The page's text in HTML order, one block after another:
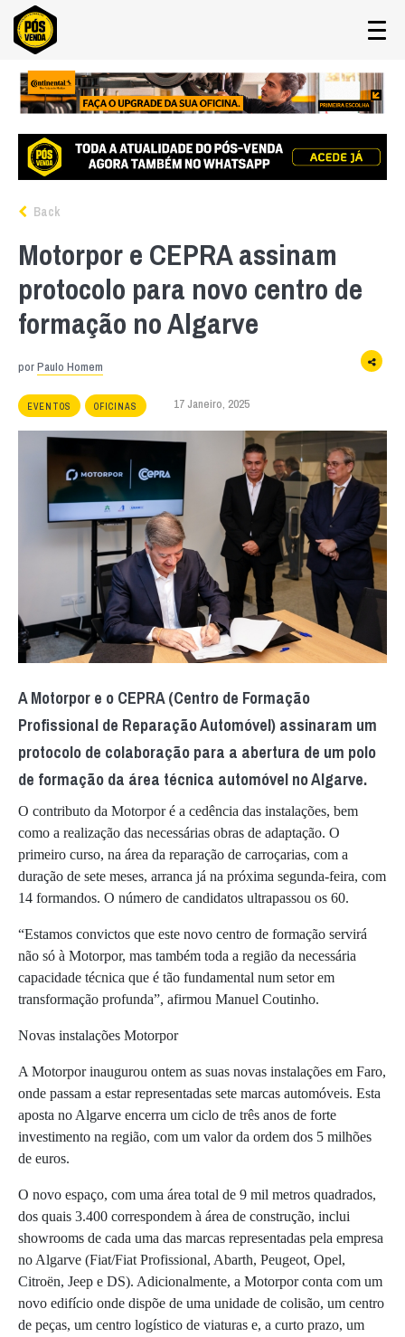
Back
Motorpor e CEPRA assinam
protocolo para novo centro de
formação no Algarve
porPaulo Homem
EVENTOS OFICINAS 17 Janeiro, 2025
A Motorpor e o CEPRA (Centro de Formação
Profissional de Reparação Automóvel) assinaram um
protocolo de colaboração para a abertura de um polo
de formação da área técnica automóvel no Algarve.
O contributo da Motorpor é a cedência das instalações, bem
como a realização das necessárias obras de adaptação. O
primeiro curso, na área da reparação de carroçarias, com a
duração de sete meses, arranca já na próxima segunda-feira, com
14 formandos. O número de candidatos ultrapassou os 60.
“Estamos convictos que este novo centro de formação servirá
não só à Motorpor, mas também toda a região da necessária
capacidade técnica que é tão fundamental num setor em
transformação profunda”, afirmou Manuel Coutinho.
Novas instalações Motorpor
A Motorpor inaugurou ontem as suas novas instalações em Faro,
onde passam a estar representadas sete marcas automóveis. Esta
aposta no Algarve encerra um ciclo de três anos de forte
investimento na região, com um valor da ordem dos 5 milhões
de euros.
O novo espaço, com uma área total de 9 mil metros quadrados,
dos quais 3.400 correspondem à área de construção, inclui
showrooms de cada uma das marcas representadas pela empresa
no Algarve (Fiat/Fiat Profissional, Abarth, Peugeot, Opel,
Citroën, Jeep e DS). Adicionalmente, a Motorpor conta com um
novo edifício onde dispõe de uma unidade de colisão, um centro
de peças, um centro logístico de viaturas e, a curto prazo, um